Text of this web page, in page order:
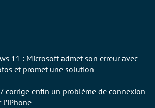
11 : Microsoft admet son erreur avec
et promet une solution
corrige enfin un problème de connexion
l’iPhone